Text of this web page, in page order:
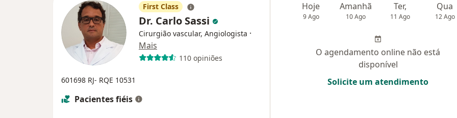
First Class
Dr. Carlo Sassi
Cirurgião vascular, Angiologista ·
Mais
110 opiniões
601698 RJ- RQE 10531
Pacientes fiéis
Hoje
9 Ago
Amanhã
10 Ago
Ter,
11 Ago
Qua
12 Ago
O agendamento online não está
disponível
Solicite um atendimento